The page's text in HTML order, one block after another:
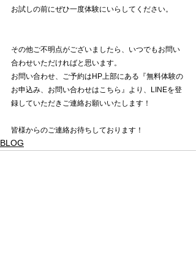
お試しの前にぜひ一度体験にいらしてください。
その他ご不明点がございましたら、いつでもお問い
合わせいただければと思います。
お問い合わせ、ご予約はHP上部にある『無料体験の
お申込み、お問い合わせはこちら』より、LINEを登
録していただきご連絡お願いいたします！
皆様からのご連絡お待ちしております！
BLOG